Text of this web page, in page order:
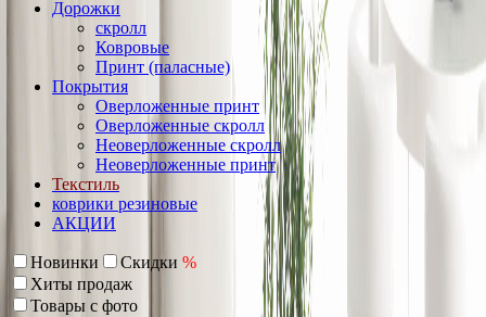
Дорожки
скролл
Ковровые
Принт (паласные)
Покрытия
Оверложенные принт
Оверложенные скролл
Неоверложенные скролл
Неоверложенные принт
Текстиль
коврики резиновые
АКЦИИ
Новинки Скидки %
Хиты продаж
Товары с фото